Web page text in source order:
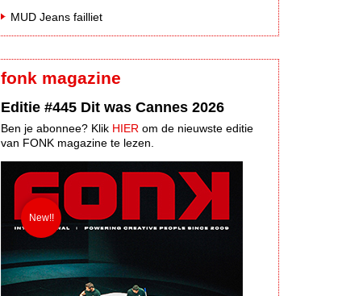
MUD Jeans failliet
fonk magazine
Editie #445 Dit was Cannes 2026
Ben je abonnee? Klik HIER om de nieuwste editie
van FONK magazine te lezen.